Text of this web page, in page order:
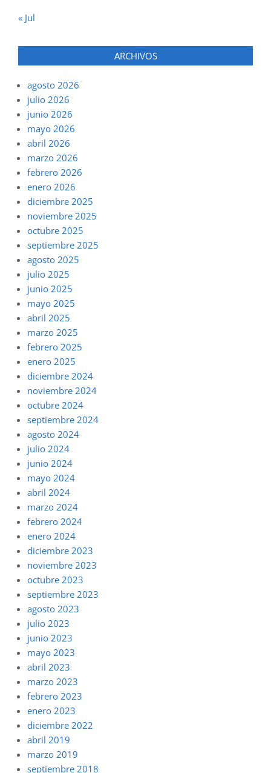
« Jul
ARCHIVOS
agosto 2026
julio 2026
junio 2026
mayo 2026
abril 2026
marzo 2026
febrero 2026
enero 2026
diciembre 2025
noviembre 2025
octubre 2025
septiembre 2025
agosto 2025
julio 2025
junio 2025
mayo 2025
abril 2025
marzo 2025
febrero 2025
enero 2025
diciembre 2024
noviembre 2024
octubre 2024
septiembre 2024
agosto 2024
julio 2024
junio 2024
mayo 2024
abril 2024
marzo 2024
febrero 2024
enero 2024
diciembre 2023
noviembre 2023
octubre 2023
septiembre 2023
agosto 2023
julio 2023
junio 2023
mayo 2023
abril 2023
marzo 2023
febrero 2023
enero 2023
diciembre 2022
abril 2019
marzo 2019
septiembre 2018